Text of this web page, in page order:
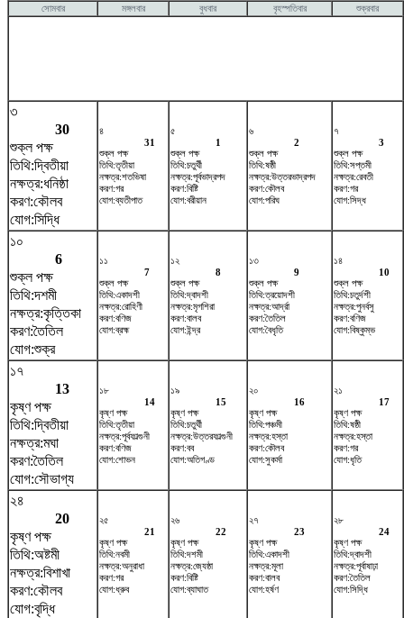
সোমবার মঙ্গলবার বুধবার বৃহস্পতিবার শুক্রবার
৩
30
শুক্ল পক্ষ
তিথি:দ্বিতীয়া
নক্ষত্র:ধনিষ্ঠা
করণ:কৌলব
যোগ:সিদ্ধি
৪
31
শুক্ল পক্ষ
তিথি:তৃতীয়া
নক্ষত্র:শতভিষ‌া
করণ:গর
যোগ:ব্যতীপাত
৫
1
শুক্ল পক্ষ
তিথি:চতুর্থী
নক্ষত্র:পূর্বভাদ্রপদ
করণ:বিষ্টি
যোগ:বরীয়ান
৬
2
শুক্ল পক্ষ
তিথি:ষষ্ঠী
নক্ষত্র:উত্তরভাদ্রপদ
করণ:কৌলব
যোগ:পরিঘ
৭
3
শুক্ল পক্ষ
তিথি:সপ্তমী
নক্ষত্র:রেবতী
করণ:গর
যোগ:সিদ্ধ
১০
6
শুক্ল পক্ষ
তিথি:দশমী
নক্ষত্র:কৃত্তিকা
করণ:তৈতিল
যোগ:শুক্র
১১
7
শুক্ল পক্ষ
তিথি:একাদশী
নক্ষত্র:রোহিণী
করণ:বণিজ
যোগ:ব্রহ্ম
১২
8
শুক্ল পক্ষ
তিথি:দ্বাদশী
নক্ষত্র:মৃগশিরা
করণ:বালব
যোগ:ইন্দ্র
১৩
9
শুক্ল পক্ষ
তিথি:ত্রয়োদশী
নক্ষত্র:আর্দ্রা
করণ:তৈতিল
যোগ:বৈধৃতি
১৪
10
শুক্ল পক্ষ
তিথি:চতুর্দশী
নক্ষত্র:পুনর্বসু
করণ:বণিজ
যোগ:বিষ্কুম্ভ
১৭
13
কৃষ্ণ পক্ষ
তিথি:দ্বিতীয়া
নক্ষত্র:মঘা
করণ:তৈতিল
যোগ:সৌভাগ্য
১৮
14
কৃষ্ণ পক্ষ
তিথি:তৃতীয়া
নক্ষত্র:পূর্বফাল্গুনী
করণ:বণিজ
যোগ:শোভন
১৯
15
কৃষ্ণ পক্ষ
তিথি:চতুর্থী
নক্ষত্র:উত্তরফাল্গুনী
করণ:বব
যোগ:অতিগণ্ড
২০
16
কৃষ্ণ পক্ষ
তিথি:পঞ্চমী
নক্ষত্র:হস্তা
করণ:কৌলব
যোগ:সুকর্মা
২১
17
কৃষ্ণ পক্ষ
তিথি:ষষ্ঠী
নক্ষত্র:হস্তা
করণ:গর
যোগ:ধৃতি
২৪
20
কৃষ্ণ পক্ষ
তিথি:অষ্টমী
নক্ষত্র:বিশাখা
করণ:কৌলব
যোগ:বৃদ্ধি
২৫
21
কৃষ্ণ পক্ষ
তিথি:নবমী
নক্ষত্র:অনুরাধা
করণ:গর
যোগ:ধ্রুব
২৬
22
কৃষ্ণ পক্ষ
তিথি:দশমী
নক্ষত্র:জ্যেষ্ঠা
করণ:বিষ্টি
যোগ:ব্যাঘাত
২৭
23
কৃষ্ণ পক্ষ
তিথি:একাদশী
নক্ষত্র:মূলা
করণ:বালব
যোগ:হর্ষণ
২৮
24
কৃষ্ণ পক্ষ
তিথি:দ্বাদশী
নক্ষত্র:পূর্বাষাঢ়া
করণ:তৈতিল
যোগ:সিদ্ধি